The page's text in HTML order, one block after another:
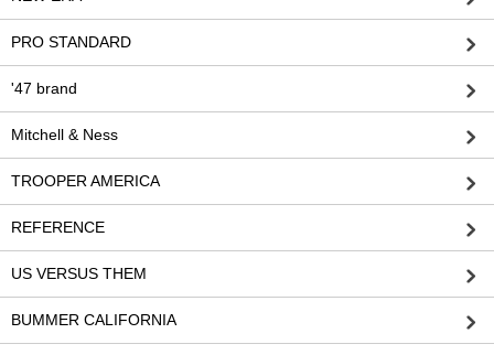
PRO STANDARD
'47 brand
Mitchell & Ness
TROOPER AMERICA
REFERENCE
US VERSUS THEM
BUMMER CALIFORNIA